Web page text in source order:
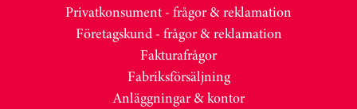
Privatkonsument - frågor & reklamation
Företagskund - frågor & reklamation
Fakturafrågor
Fabriksförsäljning
Anläggningar & kontor